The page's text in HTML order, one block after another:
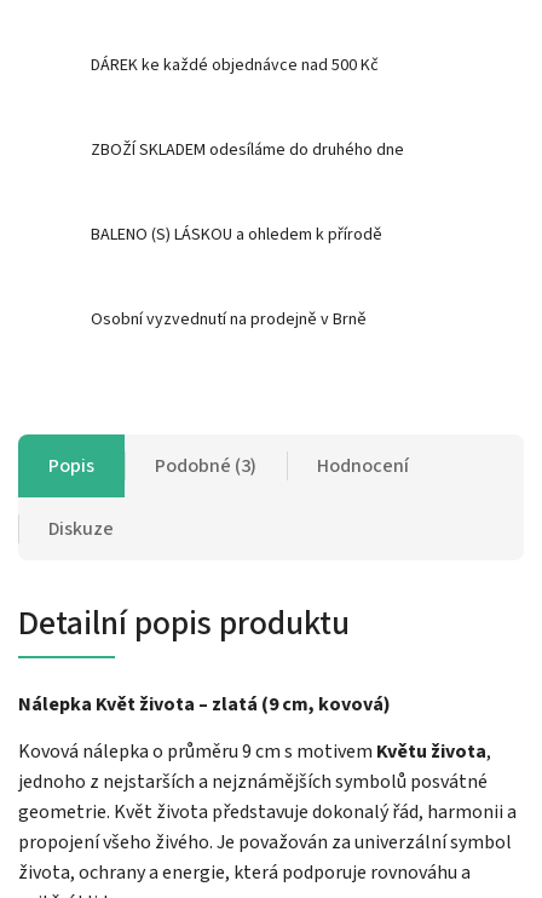
DÁREK ke každé objednávce nad 500 Kč
ZBOŽÍ SKLADEM odesíláme do druhého dne
BALENO (S) LÁSKOU a ohledem k přírodě
Osobní vyzvednutí na prodejně v Brně
Popis Podobné (3) Hodnocení
Diskuze
Detailní popis produktu
Nálepka Květ života – zlatá (9 cm, kovová)
Kovová nálepka o průměru 9 cm s motivem Květu života,
jednoho z nejstarších a nejznámějších symbolů posvátné
geometrie. Květ života představuje dokonalý řád, harmonii a
propojení všeho živého. Je považován za univerzální symbol
života, ochrany a energie, která podporuje rovnováhu a